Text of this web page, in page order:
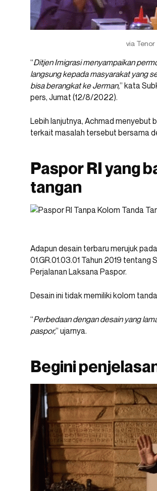
via Tenor
“Ditjen Imigrasi menyampaikan
langsung kepada masyarakat yang
bisa berangkat ke Jerman,” kata
pers, Jumat (12/8/2022).
Lebih lanjutnya, Achmad menyebut
terkait masalah tersebut bersama
Paspor RI yang
tangan
Adapun desain terbaru merujuk
01.GR.01.03.01 Tahun 2019
Perjalanan Laksana Paspor.
Desain ini tidak memiliki kolom
“Perbedaan dengan desain yang
paspor,” ujarnya.
Begini